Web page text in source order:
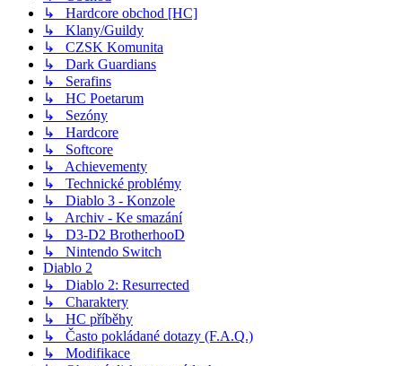
↳ Hardcore obchod [HC]
↳ Klany/Guildy
↳ CZSK Komunita
↳ Dark Guardians
↳ Serafins
↳ HC Poetarum
↳ Sezóny
↳ Hardcore
↳ Softcore
↳ Achievementy
↳ Technické problémy
↳ Diablo 3 - Konzole
↳ Archiv - Ke smazání
↳ D3-D2 BrotherhooD
↳ Nintendo Switch
Diablo 2
↳ Diablo 2: Resurrected
↳ Charaktery
↳ HC příběhy
↳ Často pokládané dotazy (F.A.Q.)
↳ Modifikace